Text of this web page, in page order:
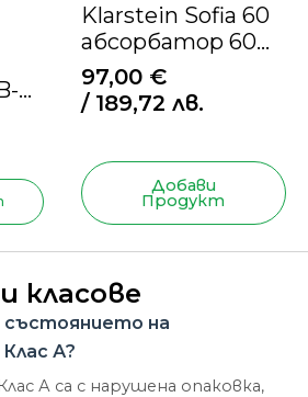
с
Klarstein Sofia 60
абсорбатор 60
см
97,00 €
/ 189,72 лв.
Добави
Продукт
класове
състоянието на
А?
А са с нарушена опаковка,